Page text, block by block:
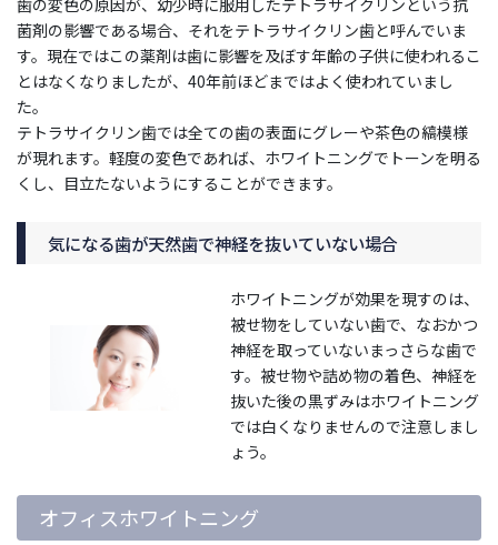
菌剤の影響である場合、それをテトラサイクリン歯と呼んでいま
す。現在ではこの薬剤は歯に影響を及ぼす年齢の子供に使われるこ
とはなくなりましたが、40年前ほどまではよく使われていまし
た。
テトラサイクリン歯では全ての歯の表面にグレーや茶色の縞模様
が現れます。軽度の変色であれば、ホワイトニングでトーンを明る
くし、目立たないようにすることができます。
気になる歯が天然歯で神経を抜いていない場合
ホワイトニングが効果を現すのは、
被せ物をしていない歯で、なおかつ
神経を取っていないまっさらな歯で
す。被せ物や詰め物の着色、神経を
抜いた後の黒ずみはホワイトニング
では白くなりませんので注意しまし
ょう。
オフィスホワイトニング